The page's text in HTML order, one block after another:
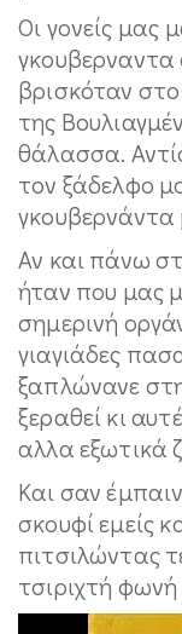
Οι γονείς μας
γκουβερναντα
βρισκόταν
της
θάλασσα.
τον ξάδελφο
Αν και πάνω
ήταν που μας
σημερινή
γιαγιάδες
ξαπλώνανε
ξεραθεί κι
αλλα εξωτικά
Και σαν
σκουφί εμείς
πιτσιλώντας
τσιριχτή